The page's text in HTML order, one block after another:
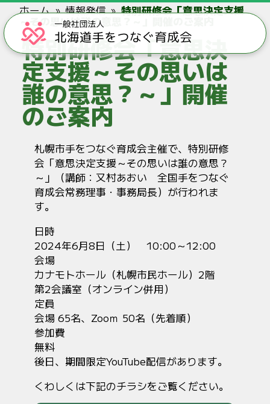
ホーム 情報発信 特別研修会「意思決定支援
～その思いは誰の意思？～」開催のご案内
特別研修会「意思決
定支援～その思いは
誰の意思？～」開催
のご案内
札幌市手をつなぐ育成会主催で、特別研修
会「意思決定支援～その思いは誰の意思？
～」（講師：又村あおい 全国手をつなぐ
育成会常務理事・事務局長）が行われま
す。
日時
2024年6月8日（土） 10:00～12:00
会場
カナモトホール（札幌市民ホール）2階
第2会議室（オンライン併用）
定員
会場 65名、Zooｍ 50名（先着順）
参加費
無料
後日、期間限定YouTube配信があります。
くわしくは下記のチラシをご覧ください。